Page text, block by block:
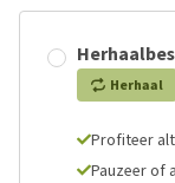
Herhaal
Profiteer
Pauzeer of